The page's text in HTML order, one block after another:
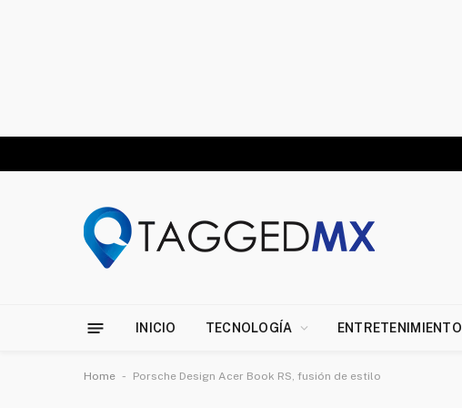
INICIO TECNOLOGÍA ENTRETENIMIENTO
Home - Porsche Design Acer Book RS, fusión de estilo